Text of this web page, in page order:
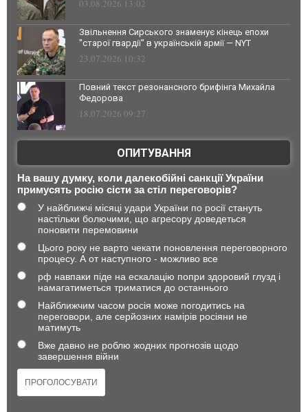
03.08.2026 13:02
Звільнення Сирського знаменує кінець епохи
"старої гвардії" в українській армії — NYT
23.07.2026 10:32
Повний текст резонансного брифінга Михайла
Федорова
18.07.2026 09:27
ОПИТУВАННЯ
На вашу думку, коли далекобійні санкції України
примусять росію сісти за стіл переговорів?
У найближчі місяці удари України по росії стануть
настільки болючими, що агресору доведеться
поновити перемовини
Цього року не варто чекати поновлення переговорного
процесу. А от наступного - можливо все
рф навпаки піде на ескалацію попри здоровий глузд і
намагатиметься триматися до останнього
Найближчим часом росія може погодитись на
переговори, але серйозних намірів росіяни не
матимуть
Вже давно не роблю жодних прогнозів щодо
завершення війни